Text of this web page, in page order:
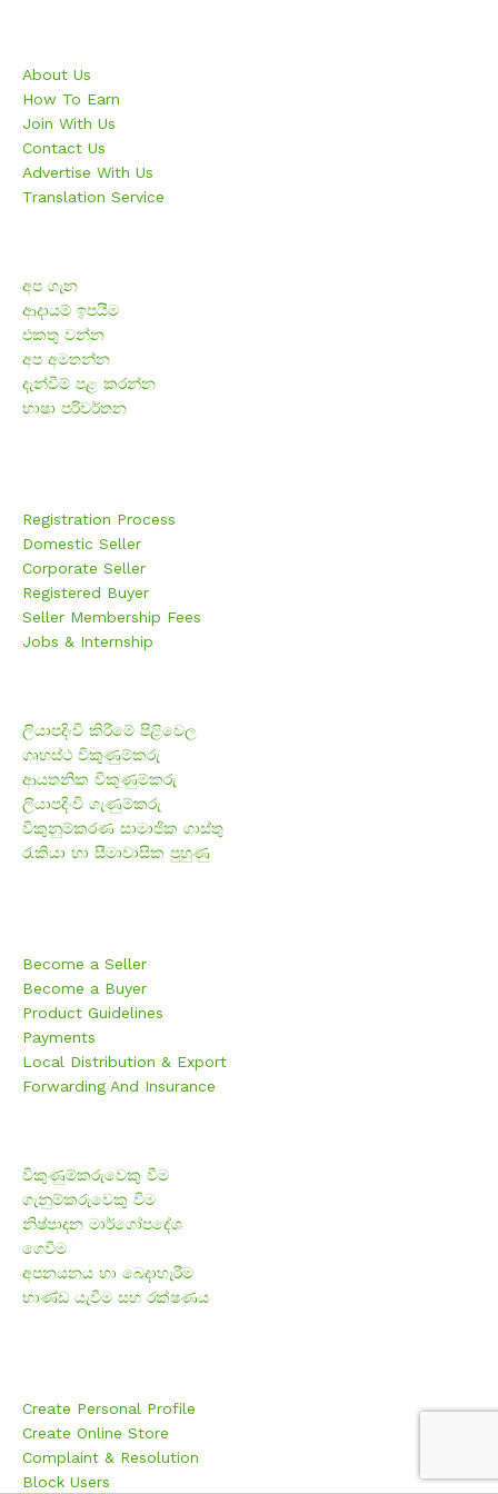
About Us
How To Earn
Join With Us
Contact Us
Advertise With Us
Translation Service
අප ගැන
ආදායම් ඉපයීම
එකතු වන්න
අප අමතන්න
දැන්වීම් පළ කරන්න
භාෂා පරිවර්තන
Registration Process
Domestic Seller
Corporate Seller
Registered Buyer
Seller Membership Fees
Jobs & Internship
ලියාපදිංචි කිරීමේ පිළිවෙල
ගෘහස්ථ විකුණුම්කරු
ආයතනික විකුණුම්කරු
ලියාපදිංචි ගැණුම්කරු
විකුනුම්කරණ සාමාජික ගාස්තු
රැකියා හා සීමාවාසික පුහුණු
Become a Seller
Become a Buyer
Product Guidelines
Payments
Local Distribution & Export
Forwarding And Insurance
විකුණුම්කරුවෙකු වීම
ගැනුම්කරුවෙකු වීම
නිෂ්පාදන මාර්ගෝපදේශ
ගෙවීම
අපනයනය හා බෙදාහැරීම
භාණ්ඩ යැවීම සහ රක්ෂණය
Create Personal Profile
Create Online Store
Complaint & Resolution
Block Users